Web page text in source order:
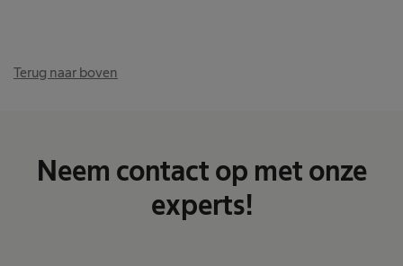
Terug naar boven
Neem contact op met onze
experts!